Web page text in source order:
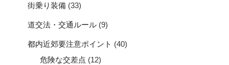
街乗り装備 (33)
道交法・交通ルール (9)
都内近郊要注意ポイント (40)
危険な交差点 (12)